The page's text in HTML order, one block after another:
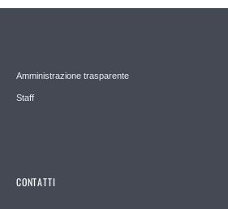
Amministrazione trasparente
Staff
CONTATTI